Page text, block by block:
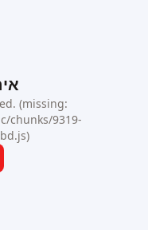
אירעה
failed. (missing:
static/chunks/9319-